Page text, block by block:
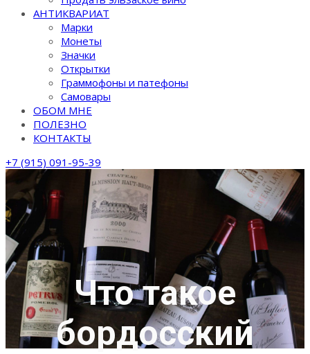
АНТИКВАРИАТ
Марки
Монеты
Значки
Открытки
Граммофоны и патефоны
Самовары
ОБОМ МНЕ
ПОЛЕЗНО
КОНТАКТЫ
+7 (915) 091-95-39
Что такое
бордосский